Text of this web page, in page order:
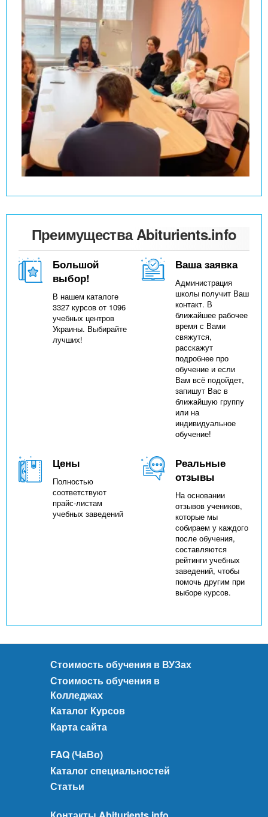
Преимущества Abiturients.info
Большой
выбор!
В нашем каталоге
3327 курсов от 1096
учебных центров
Украины. Выбирайте
лучших!
Ваша заявка
Администрация
школы получит Ваш
контакт. В
ближайшее рабочее
время с Вами
свяжутся,
расскажут
подробнее про
обучение и если
Вам всё подойдет,
запишут Вас в
ближайшую группу
или на
индивидуальное
обучение!
Цены
Полностью
соответствуют
прайс-листам
учебных заведений
Реальные
отзывы
На основании
отзывов учеников,
которые мы
собираем у каждого
после обучения,
составляются
рейтинги учебных
заведений, чтобы
помочь другим при
выборе курсов.
Стоимость обучения в ВУЗах
Стоимость обучения в
Колледжах
Каталог Курсов
Карта сайта
FAQ (ЧаВо)
Каталог специальностей
Статьи